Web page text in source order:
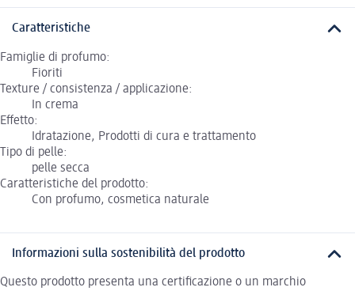
Caratteristiche
Famiglie di profumo:
Fioriti
Texture / consistenza / applicazione:
In crema
Effetto:
Idratazione, Prodotti di cura e trattamento
Tipo di pelle:
pelle secca
Caratteristiche del prodotto:
Con profumo, cosmetica naturale
Informazioni sulla sostenibilità del prodotto
Questo prodotto presenta una certificazione o un marchio